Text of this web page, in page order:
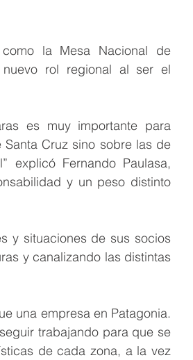
la Mesa Nacional de
nuevo rol regional al ser el
es muy importante para
Cruz sino sobre las de
explicó Fernando Paulasa,
y un peso distinto
y situaciones de sus socios
y canalizando las distintas
una empresa en Patagonia.
trabajando para que se
de cada zona, a la vez